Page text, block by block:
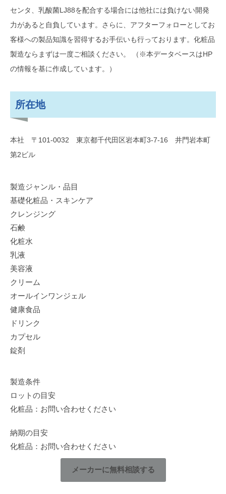
センタ、乳酸菌LJ88を配合する場合には他社には負けない開発
力があると自負しています。さらに、アフターフォローとしてお
客様への製品知識を習得するお手伝いも行っております。化粧品
製造ならまずは一度ご相談ください。 （※本データベースはHP
の情報を基に作成しています。）
所在地
本社 〒101-0032 東京都千代田区岩本町3-7-16 井門岩本町
第2ビル
製造ジャンル・品目
基礎化粧品・スキンケア
クレンジング
石鹸
化粧水
乳液
美容液
クリーム
オールインワンジェル
健康食品
ドリンク
カプセル
錠剤
製造条件
ロットの目安
化粧品：お問い合わせください
納期の目安
化粧品：お問い合わせください
メーカーに無料相談する